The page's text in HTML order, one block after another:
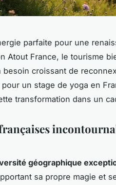
parfaite pour une
Atout France, le tourisme
croissant de
un stage de yoga en
transformation dans un
géographique
sa propre magie et